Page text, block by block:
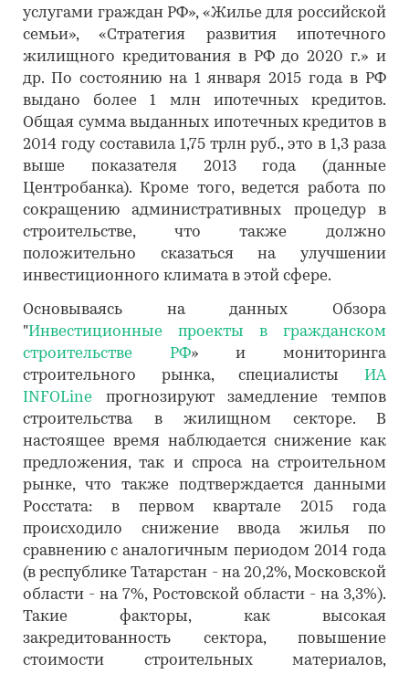
услугами граждан РФ», «Жилье для российской
семьи», «Стратегия развития ипотечного
жилищного кредитования в РФ до 2020 г.» и
др. По состоянию на 1 января 2015 года в РФ
выдано более 1 млн ипотечных кредитов.
Общая сумма выданных ипотечных кредитов в
2014 году составила 1,75 трлн руб., это в 1,3 раза
выше показателя 2013 года (данные
Центробанка). Кроме того, ведется работа по
сокращению административных процедур в
строительстве, что также должно
положительно сказаться на улучшении
инвестиционного климата в этой сфере.
Основываясь на данных Обзора
"Инвестиционные проекты в гражданском
строительстве РФ» и мониторинга
строительного рынка, специалисты ИА
INFOLine прогнозируют замедление темпов
строительства в жилищном секторе. В
настоящее время наблюдается снижение как
предложения, так и спроса на строительном
рынке, что также подтверждается данными
Росстата: в первом квартале 2015 года
происходило снижение ввода жилья по
сравнению с аналогичным периодом 2014 года
(в республике Татарстан - на 20,2%, Московской
области - на 7%, Ростовской области - на 3,3%).
Такие факторы, как высокая
закредитованность сектора, повышение
стоимости строительных материалов,